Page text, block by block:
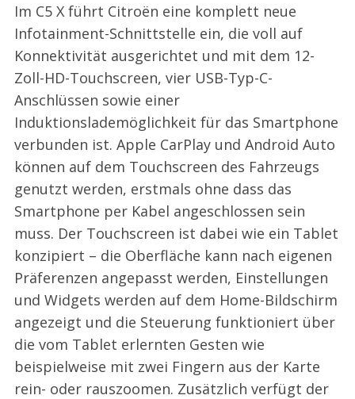
Im C5 X führt Citroën eine komplett neue
Infotainment-Schnittstelle ein, die voll auf
Konnektivität ausgerichtet und mit dem 12-
Zoll-HD-Touchscreen, vier USB-Typ-C-
Anschlüssen sowie einer
Induktionslademöglichkeit für das Smartphone
verbunden ist. Apple CarPlay und Android Auto
können auf dem Touchscreen des Fahrzeugs
genutzt werden, erstmals ohne dass das
Smartphone per Kabel angeschlossen sein
muss. Der Touchscreen ist dabei wie ein Tablet
konzipiert – die Oberfläche kann nach eigenen
Präferenzen angepasst werden, Einstellungen
und Widgets werden auf dem Home-Bildschirm
angezeigt und die Steuerung funktioniert über
die vom Tablet erlernten Gesten wie
beispielweise mit zwei Fingern aus der Karte
rein- oder rauszoomen. Zusätzlich verfügt der